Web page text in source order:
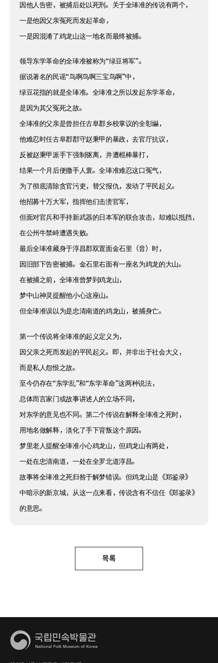
因他人告密，被捕后处以死刑。关于全琫准的传说有两个，
一是他因父亲冤死而发起革命，
一是因混淆了鸡龙山这一地名而最终被捕。
领导东学革命的全琫准被称为“绿豆将军”。
据说著名的民谣“鸟啊鸟啊三宝鸟啊”中，
绿豆花指的就是全琫准。全琫准之所以发起东学革命，
是因为其父冤死之故。
全琫准的父亲是曾担任古阜郡乡校掌议的全彰爀，
他难忍时任古阜郡郡守赵秉甲的暴政，去官厅抗议，
反被赵秉甲派手下强制驱离，并遭棍棒暴打，
结果一个月后便撒手人寰。全琫准难忍这口冤气，
为了彻底清除贪官污吏，替父报仇，发动了平民起义。
他招募十万大军，指挥他们击溃官军，
但面对官兵和手持新武器的日本军的联合攻击，却难以抵挡，
在公州牛禁峙遭遇失败。
最后全琫准藏身于淳昌郡双置面金石里（音）时，
因旧部下告密被捕。金石里右面有一座名为鸡龙的大山。
在被捕之前，全琫准曾梦到鸡龙山，
梦中山神灵提醒他小心这座山。
但全琫准误以为是忠清南道的鸡龙山，被捕身亡。
第一个传说将全琫准的起义定义为，
因父亲之死而发起的平民起义。即，并非出于社会大义，
而是私人怨恨之故。
至今仍存在“东学乱”和“东学革命”这两种说法，
总体而言家门或故事讲述人的立场不同，
对东学的意见也不同。第二个传说在解释全琫准之死时，
用地名做解释，淡化了手下背叛这个原因。
梦里老人提醒全琫准小心鸡龙山，但鸡龙山有两处，
一处在忠清南道，一处在全罗北道淳昌。
故事将全琫准之死归咎于解梦错误。但鸡龙山是《郑鉴录》
中暗示的新京城，从这一点来看，传说含有不信任《郑鉴录》
的意思。
목록